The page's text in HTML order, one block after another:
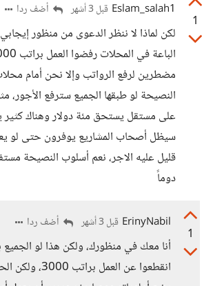
1
Eslam_salah1 قبل 3 أشهر أضف ردا
لكن لماذا لا ننظر الدعوى من منظور
مضطرين لرفع الرواتب وإلا نحن أمام محلات
النصيحة لو طبقها الجميع سترفع الأجور،
على مستقل يستحق مئة دولار وهناك
سيظل أصحاب المشاريع يوفرون حتى لو
قليل عليه الاجر، نعم أسلوب النصيحة
دوماً
1
ErinyNabil قبل 3 أشهر أضف ردا
انقطعوا عن العمل